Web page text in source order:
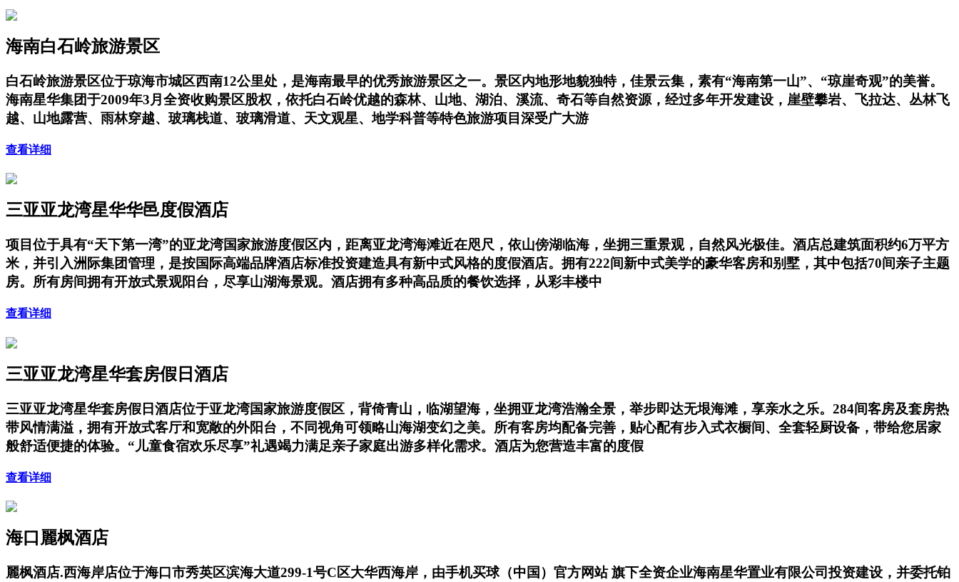
海南白石岭旅游景区
白石岭旅游景区位于琼海市城区西南12公里处，是海南最早的优秀旅游景区之一。景区内地形地貌独特，佳景云集，素有“海南第一山”、“琼崖奇观”的美誉。
海南星华集团于2009年3月全资收购景区股权，依托白石岭优越的森林、山地、湖泊、溪流、奇石等自然资源，经过多年开发建设，崖壁攀岩、飞拉达、丛林飞
越、山地露营、雨林穿越、玻璃栈道、玻璃滑道、天文观星、地学科普等特色旅游项目深受广大游
查看详细
三亚亚龙湾星华华邑度假酒店
项目位于具有“天下第一湾”的亚龙湾国家旅游度假区内，距离亚龙湾海滩近在咫尺，依山傍湖临海，坐拥三重景观，自然风光极佳。酒店总建筑面积约6万平方
米，并引入洲际集团管理，是按国际高端品牌酒店标准投资建造具有新中式风格的度假酒店。拥有222间新中式美学的豪华客房和别墅，其中包括70间亲子主题
房。所有房间拥有开放式景观阳台，尽享山湖海景观。酒店拥有多种高品质的餐饮选择，从彩丰楼中
查看详细
三亚亚龙湾星华套房假日酒店
三亚亚龙湾星华套房假日酒店位于亚龙湾国家旅游度假区，背倚青山，临湖望海，坐拥亚龙湾浩瀚全景，举步即达无垠海滩，享亲水之乐。284间客房及套房热
带风情满溢，拥有开放式客厅和宽敞的外阳台，不同视角可领略山海湖变幻之美。所有客房均配备完善，贴心配有步入式衣橱间、全套轻厨设备，带给您居家
般舒适便捷的体验。“儿童食宿欢乐尽享”礼遇竭力满足亲子家庭出游多样化需求。酒店为您营造丰富的度假
查看详细
海口麗枫酒店
麗枫酒店.西海岸店位于海口市秀英区滨海大道299-1号C区大华西海岸，由手机买球（中国）官方网站 旗下全资企业海南星华置业有限公司投资建设，并委托铂